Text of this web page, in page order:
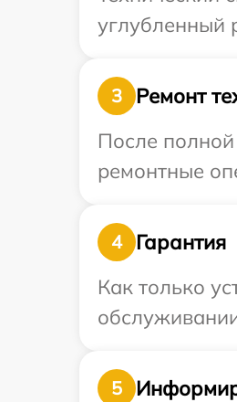
углубленный
3
Ремонт
После
ремонтные
4
Гарантия
Как только
5